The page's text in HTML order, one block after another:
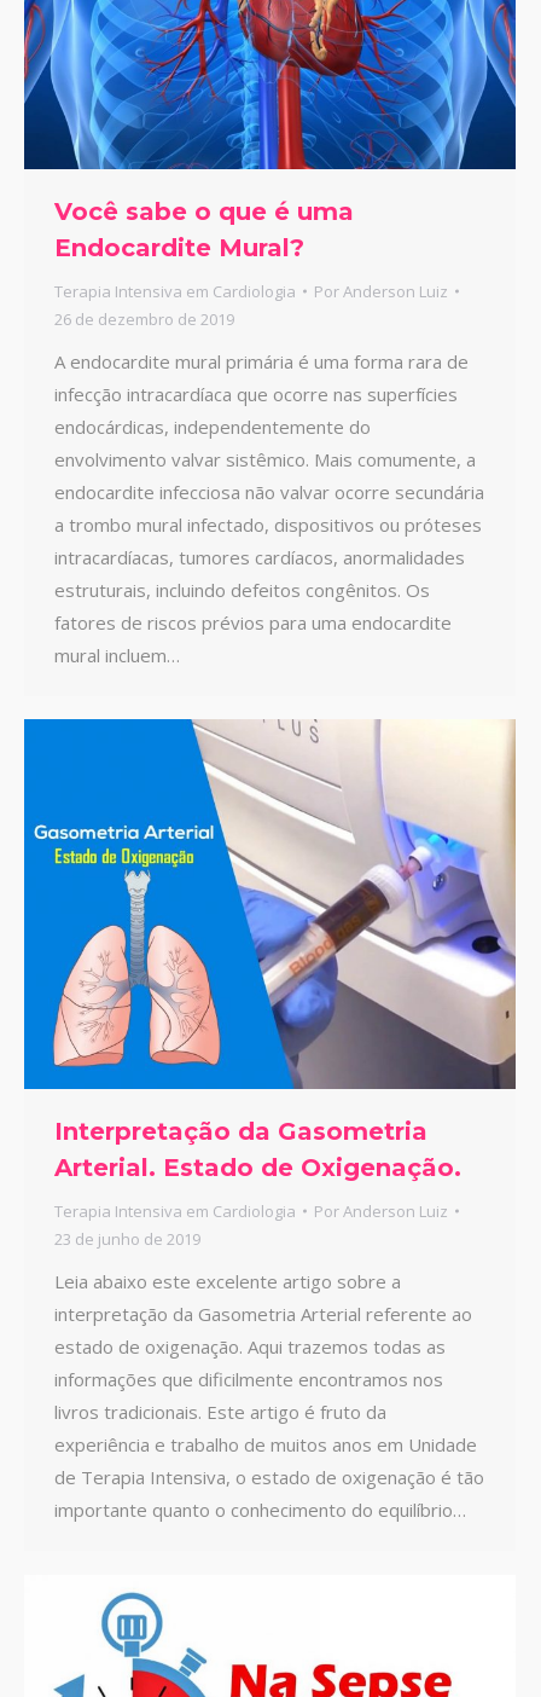
Você sabe o que é uma
Endocardite Mural?
Terapia Intensiva em Cardiologia PorAnderson Luiz
26 de dezembro de 2019
A endocardite mural primária é uma forma rara de
infecção intracardíaca que ocorre nas superfícies
endocárdicas, independentemente do
envolvimento valvar sistêmico. Mais comumente, a
endocardite infecciosa não valvar ocorre secundária
a trombo mural infectado, dispositivos ou próteses
intracardíacas, tumores cardíacos, anormalidades
estruturais, incluindo defeitos congênitos. Os
fatores de riscos prévios para uma endocardite
mural incluem…
Interpretação da Gasometria
Arterial. Estado de Oxigenação.
Terapia Intensiva em Cardiologia PorAnderson Luiz
23 de junho de 2019
Leia abaixo este excelente artigo sobre a
interpretação da Gasometria Arterial referente ao
estado de oxigenação. Aqui trazemos todas as
informações que dificilmente encontramos nos
livros tradicionais. Este artigo é fruto da
experiência e trabalho de muitos anos em Unidade
de Terapia Intensiva, o estado de oxigenação é tão
importante quanto o conhecimento do equilíbrio…